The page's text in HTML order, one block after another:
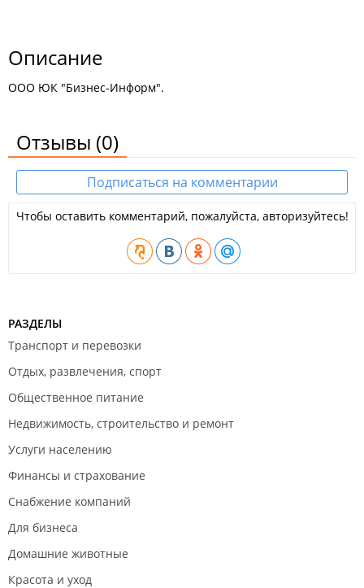
Описание
ООО ЮК "Бизнес-Информ".
Отзывы (0)
Подписаться на комментарии
Чтобы оставить комментарий, пожалуйста, авторизуйтесь!
РАЗДЕЛЫ
Транспорт и перевозки
Отдых, развлечения, спорт
Общественное питание
Недвижимость, строительство и ремонт
Услуги населению
Финансы и страхование
Снабжение компаний
Для бизнеса
Домашние животные
Красота и уход